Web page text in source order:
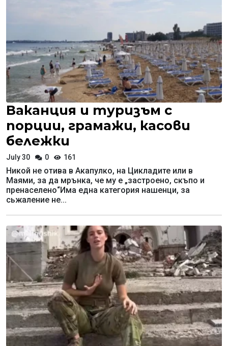
Ваканция и туризъм с
порции, грамажи, касови
бележки
July 30 0 161
Никой не отива в Акапулко, на Цикладите или в
Маями, за да мрънка, че му е „застроено, скъпо и
пренаселено“Има една категория нашенци, за
сьжаление не...